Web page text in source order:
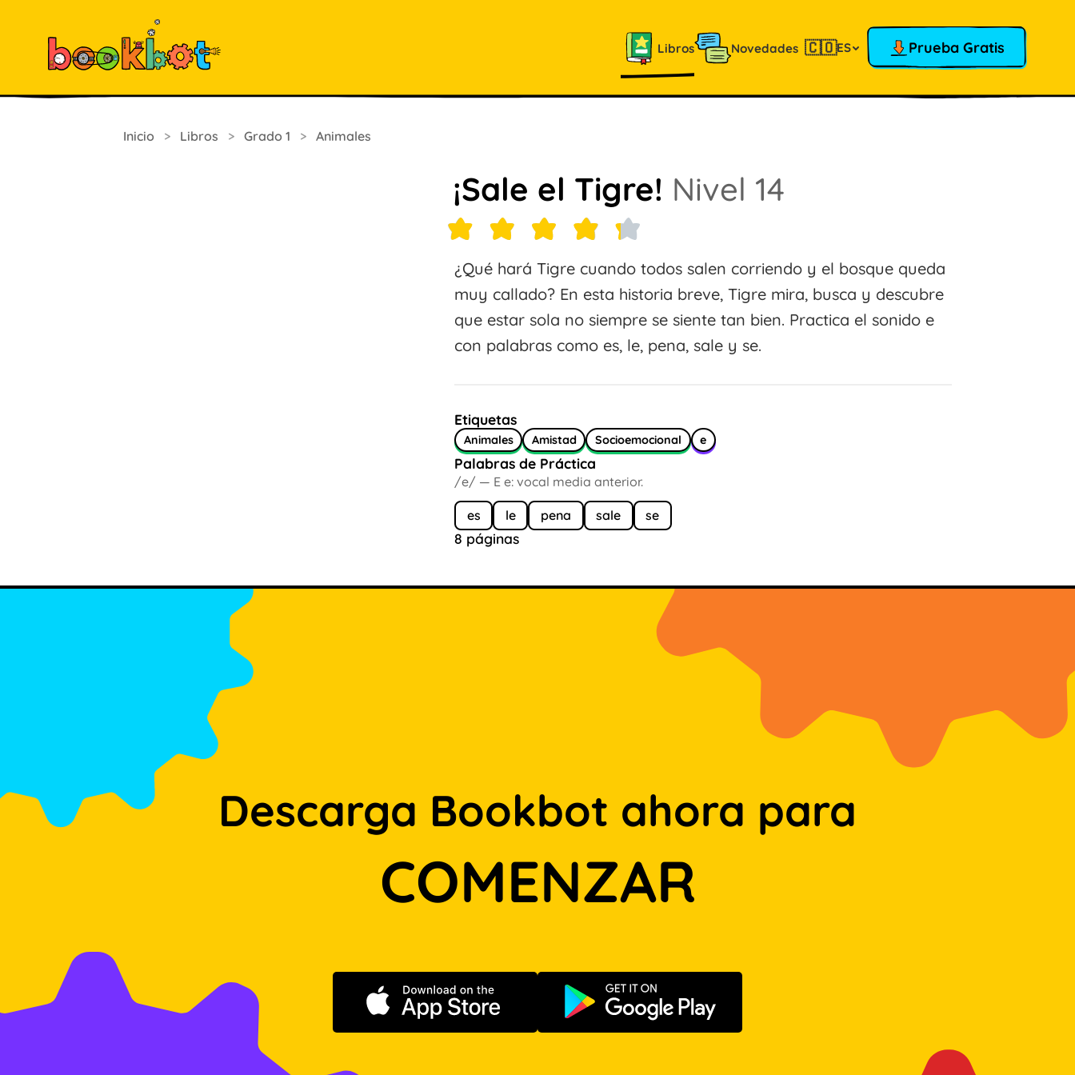
Libros Novedades 🇨🇴ES Prueba Gratis
Inicio > Libros > Grado 1 > Animales
¡Sale el Tigre! Nivel 14
¿Qué hará Tigre cuando todos salen corriendo y el bosque queda
muy callado? En esta historia breve, Tigre mira, busca y descubre
que estar sola no siempre se siente tan bien. Practica el sonido e
con palabras como es, le, pena, sale y se.
Etiquetas
Animales Amistad Socioemocional e
Palabras de Práctica
/e/ — E e: vocal media anterior.
es le pena sale se
8 páginas
Descarga Bookbot ahora para
COMENZAR
Descargar en App Store Disponible en Google Play